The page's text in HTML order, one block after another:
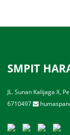
SMPIT
JL. Sunan Kalijaga X,
6710497